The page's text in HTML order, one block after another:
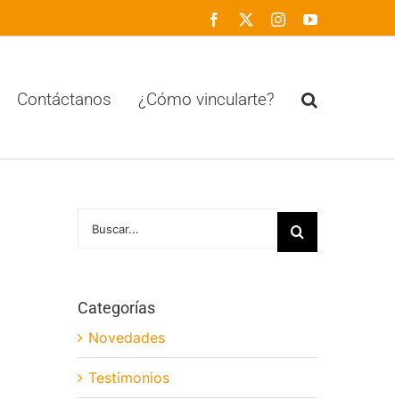
Facebook InstagramYouTube
Contáctanos ¿Cómo vincularte?
Categorías
Novedades
Testimonios